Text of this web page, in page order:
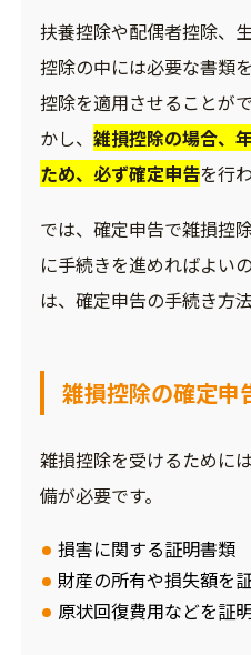
扶養控除や配偶者控除、
控除の中には必要な書類
控除を適用させることが
かし、 雑損控除の場合、
ため、必ず確定申告を行
では、確定申告で雑損控
に手続きを進めればよい
は、確定申告の手続き方
雑損控除の確定申
雑損控除を受けるために
備が必要です。
損害に関する証明書類
財産の所有や損失額を
原状回復費用などを証